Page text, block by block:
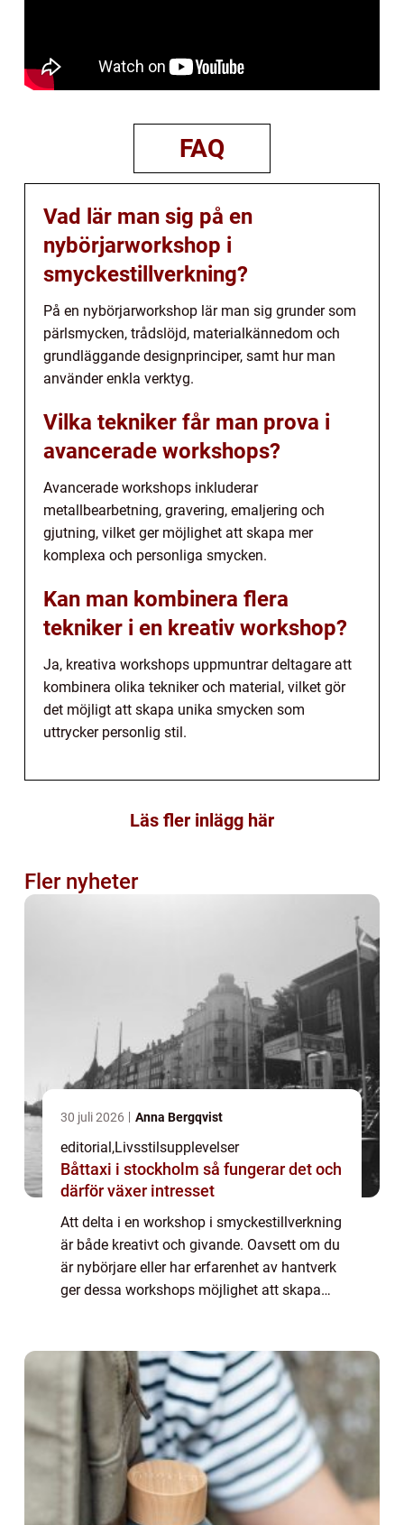
FAQ
Vad lär man sig på en
nybörjarworkshop i
smyckestillverkning?
På en nybörjarworkshop lär man sig grunder som
pärlsmycken, trådslöjd, materialkännedom och
grundläggande designprinciper, samt hur man
använder enkla verktyg.
Vilka tekniker får man prova i
avancerade workshops?
Avancerade workshops inkluderar
metallbearbetning, gravering, emaljering och
gjutning, vilket ger möjlighet att skapa mer
komplexa och personliga smycken.
Kan man kombinera flera
tekniker i en kreativ workshop?
Ja, kreativa workshops uppmuntrar deltagare att
kombinera olika tekniker och material, vilket gör
det möjligt att skapa unika smycken som
uttrycker personlig stil.
Läs fler inlägg här
Fler nyheter
30 juli 2026 Anna Bergqvist
editorial,Livsstilsupplevelser
Båttaxi i stockholm så fungerar det och
därför växer intresset
Att delta i en workshop i smyckestillverkning
är både kreativt och givande. Oavsett om du
är nybörjare eller har erfarenhet av hantverk
ger dessa workshops möjlighet att skapa